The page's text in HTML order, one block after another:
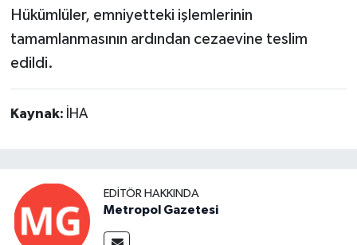
Hükümlüler, emniyetteki işlemlerinin
tamamlanmasının ardından cezaevine teslim
edildi.
Kaynak: İHA
EDITÖR HAKKINDA
Metropol Gazetesi